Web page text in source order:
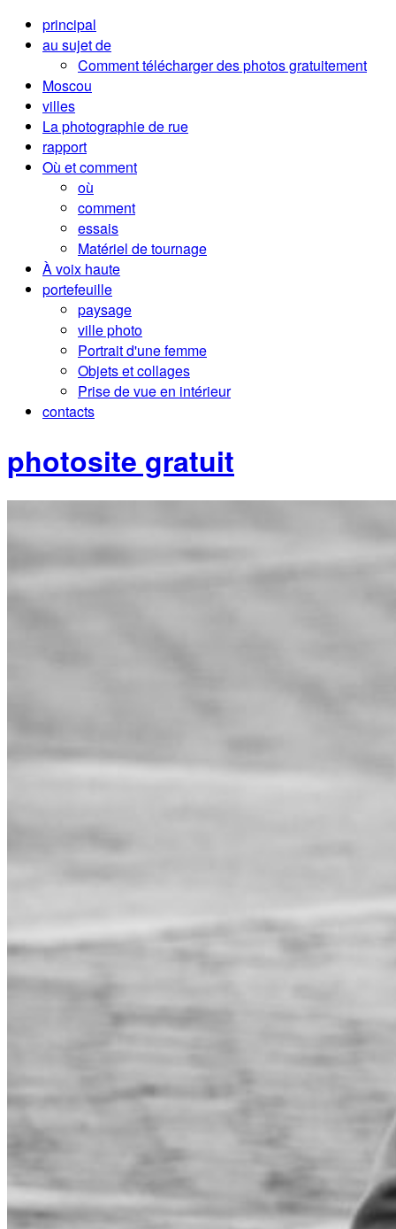
principal
au sujet de
Comment télécharger des photos gratuitement
Moscou
villes
La photographie de rue
rapport
Où et comment
où
comment
essais
Matériel de tournage
À voix haute
portefeuille
paysage
ville photo
Portrait d'une femme
Objets et collages
Prise de vue en intérieur
contacts
photosite gratuit